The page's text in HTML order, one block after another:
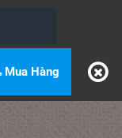
Mua Hàng